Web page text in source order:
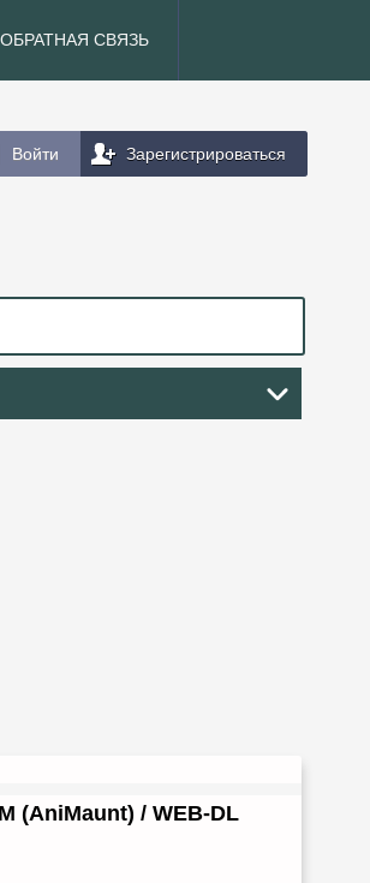
ОБРАТНАЯ СВЯЗЬ
Войти Зарегистрироваться
(AniMaunt) / WEB-DL